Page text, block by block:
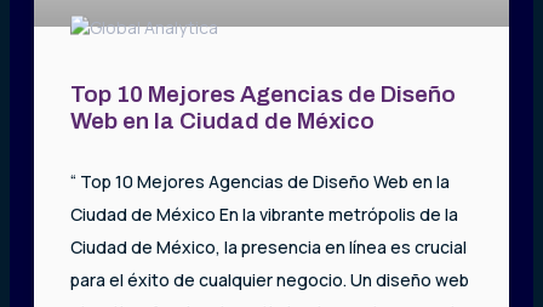
Top 10 Mejores Agencias de Diseño
Web en la Ciudad de México
“ Top 10 Mejores Agencias de Diseño Web en la
Ciudad de México En la vibrante metrópolis de la
Ciudad de México, la presencia en línea es crucial
para el éxito de cualquier negocio. Un diseño web